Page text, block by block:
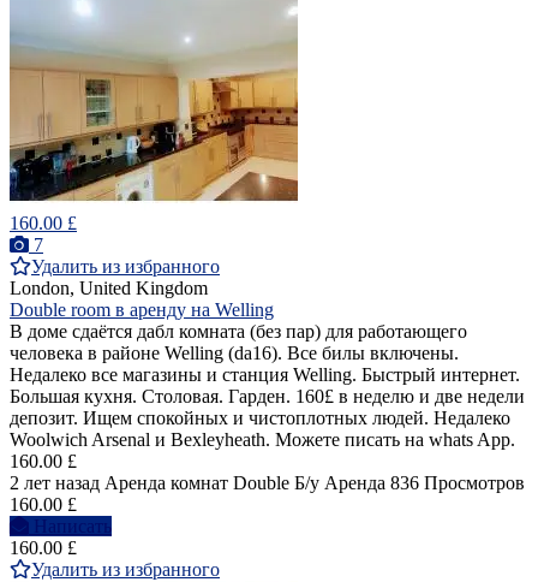
160.00 £
7
Удалить из избранного
London, United Kingdom
Double room в аренду на Welling
В доме сдаётся дабл комната (без пар) для работающего
человека в районе Welling (da16). Все билы включены.
Недалеко все магазины и станция Welling. Быстрый интернет.
Большая кухня. Столовая. Гарден. 160£ в неделю и две недели
депозит. Ищем спокойных и чистоплотных людей. Недалеко
Woolwich Arsenal и Bexleyheath. Можете писать на whats App.
160.00 £
2 лет назад Аренда комнат Double Б/у Аренда 836 Просмотров
160.00 £
Написать
160.00 £
Удалить из избранного